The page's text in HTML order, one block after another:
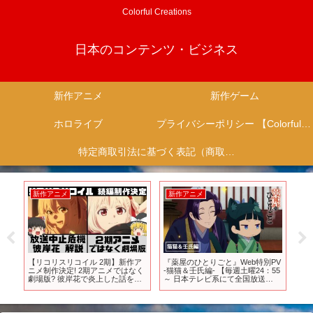
Colorful Creations
日本のコンテンツ・ビジネス
新作アニメ 新作ゲーム
ホロライブ プライバシーポリシー 【Colorful Creation】
特定商取引法に基づく表記（商取引に関する開示）
新作アニメ
【リコリスリコイル 2期】新作ア
ニメ制作決定! 2期アニメではなく
劇場版? 彼岸花で炎上した話を
新作アニメ
『薬屋のひとりごと』Web特別PV
‐猫猫＆壬氏編- 【毎週土曜24：55
～ 日本テレビ系にて全国放送